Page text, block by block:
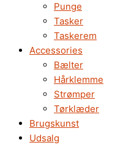
Punge
Tasker
Taskerem
Accessories
Bælter
Hårklemme
Strømper
Tørklæder
Brugskunst
Udsalg